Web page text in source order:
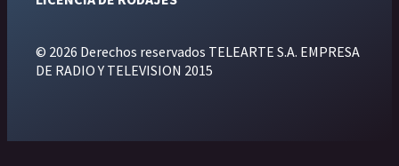
© 2026 Derechos reservados TELEARTE S.A. EMPRESA
DE RADIO Y TELEVISION 2015